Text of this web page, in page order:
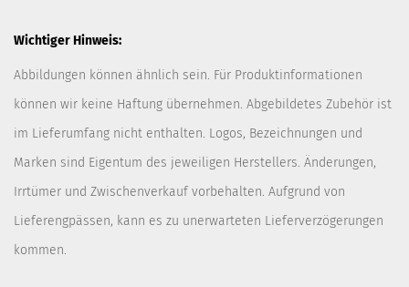
Wichtiger Hinweis:
Abbildungen können ähnlich sein. Für Produktinformationen
können wir keine Haftung übernehmen. Abgebildetes Zubehör ist
im Lieferumfang nicht enthalten. Logos, Bezeichnungen und
Marken sind Eigentum des jeweiligen Herstellers. Änderungen,
Irrtümer und Zwischenverkauf vorbehalten. Aufgrund von
Lieferengpässen, kann es zu unerwarteten Lieferverzögerungen
kommen.